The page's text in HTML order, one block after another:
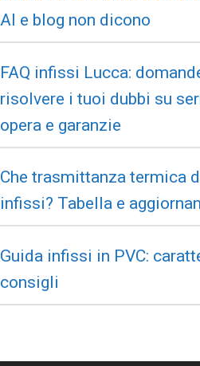
AI e blog non dicono
FAQ infissi Lucca:
risolvere i tuoi dubbi su
opera e garanzie
Che trasmittanza termica
infissi? Tabella e
Guida infissi in PVC:
consigli